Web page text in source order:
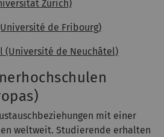
Zürich)
de Fribourg)
(Université de Neuchâtel)
mit einer
weltweit. Studierende erhalten